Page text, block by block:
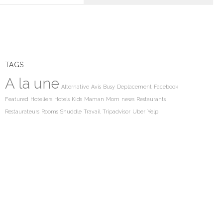
TAGS
A la une Alternative Avis Busy Deplacement Facebook
Featured Hoteliers Hotels Kids Maman Mom news Restaurants
Restaurateurs Rooms Shuddle Travail Tripadvisor Uber Yelp